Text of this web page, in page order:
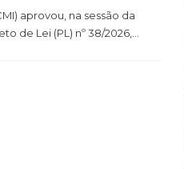
aprovou, na sessão da
de Lei (PL) nº 38/2026,...